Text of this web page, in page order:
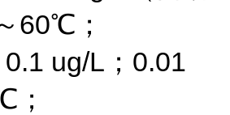
60℃ ；
0.1 ug/L ； 0.01
；